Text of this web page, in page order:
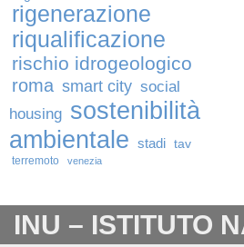
rigenerazione
riqualificazione
rischio idrogeologico
roma smart city social
housing sostenibilità
ambientale stadi tav
terremoto venezia
INU – ISTITUTO